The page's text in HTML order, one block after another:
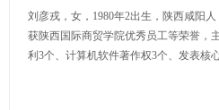
刘彦戎，女，1980年2出生，陕西咸阳
获陕西国际商贸学院优秀员工等荣誉，
利3个、计算机软件著作权3个、发表核